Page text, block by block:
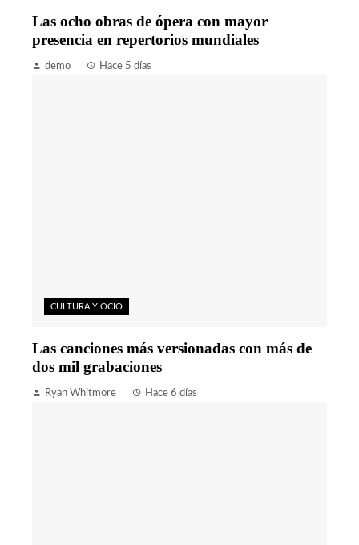
Las ocho obras de ópera con mayor
presencia en repertorios mundiales
demo Hace 5 días
CULTURA Y OCIO
Las canciones más versionadas con más de
dos mil grabaciones
Ryan Whitmore Hace 6 días